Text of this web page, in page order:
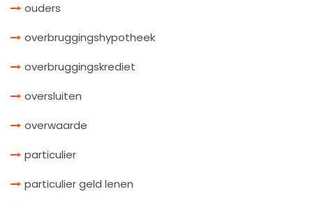
ouders
overbruggingshypotheek
overbruggingskrediet
oversluiten
overwaarde
particulier
particulier geld lenen